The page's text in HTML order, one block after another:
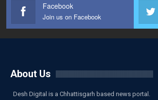
Facebook
Join us on Facebook
About Us
Desh Digital is a Chhattisgarh based news portal.